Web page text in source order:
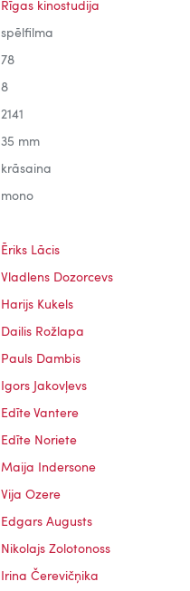
Rīgas kinostudija
spēlfilma
78
8
2141
35 mm
krāsaina
mono
Ēriks Lācis
Vladlens Dozorcevs
Harijs Kukels
Dailis Rožlapa
Pauls Dambis
Igors Jakovļevs
Edīte Vantere
Edīte Noriete
Maija Indersone
Vija Ozere
Edgars Augusts
Nikolajs Zolotonoss
Irina Čerevičņika